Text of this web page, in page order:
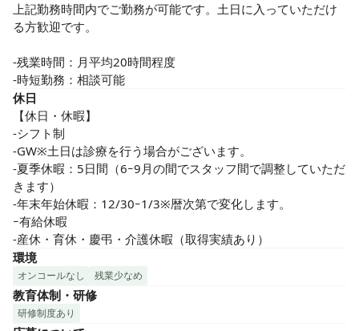
上記勤務時間内でご勤務が可能です。土日に入っていただけ
る方歓迎です。
-残業時間：月平均20時間程度
-時短勤務：相談可能
休日
【休日・休暇】
-シフト制
-GW※土日は診療を行う場合がございます。
-夏季休暇：5日間（6ｰ9月の間でスタッフ間で調整していただ
きます）
-年末年始休暇：12/30ｰ1/3※暦次第で変化します。
ｰ有給休暇
-産休・育休・慶弔・介護休暇（取得実績あり）
環境
オンコールなし 残業少なめ
教育体制・研修
研修制度あり